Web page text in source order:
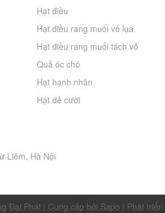
Hạt điều
Hạt điều rang muối vỏ lụa
Hạt điều rang muối tách vỏ
Quả óc chó
Hạt hạnh nhân
Hạt dẻ cười
Liêm, Hà Nội
Đại Phát | Cung cấp bởi Sapo | Phát triển